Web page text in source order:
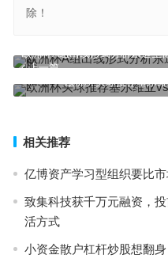
除！
上一篇
欧洲杯A组出线形式分析东道主
欧洲杯买球推荐塞尔
相关推荐
亿博资产学习型组织要比
致集科技获千万元融资，
活方式
小资金散户杠杆炒股想翻